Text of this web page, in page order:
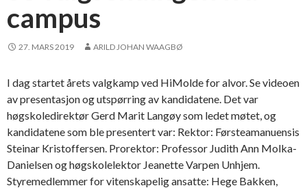
campus
27. MARS 2019 ARILD JOHAN WAAGBØ
I dag startet årets valgkamp ved HiMolde for alvor. Se videoen
av presentasjon og utspørring av kandidatene. Det var
høgskoledirektør Gerd Marit Langøy som ledet møtet, og
kandidatene som ble presentert var: Rektor: Førsteamanuensis
Steinar Kristoffersen. Prorektor: Professor Judith Ann Molka-
Danielsen og høgskolelektor Jeanette Varpen Unhjem.
Styremedlemmer for vitenskapelig ansatte: Hege Bakken,